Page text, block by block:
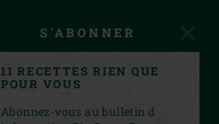
S'ABONNER
11 RECETTES RIEN QUE
POUR VOUS
Abonnez-vous au bulletin d